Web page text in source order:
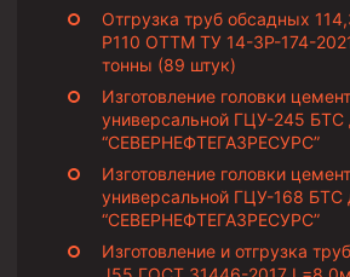
Патрубки цементировочные ПЦ
Краны шаровые КШЗ
Головки цементировочные
Устройство экранирующее для
скважин УЭЦС
Турбулизаторы типа ЦТ
Разъединители резьбовые РР
Отгрузка труб обсадных
Р110 ОТТМ ТУ 14-3Р-174-
тонны (89 штук)
Изготовление головки
универсальной ГЦУ-245
“СЕВЕРНЕФТЕГАЗРЕСУРС”
Изготовление головки
универсальной ГЦУ-168
“СЕВЕРНЕФТЕГАЗРЕСУРС”
Изготовление и отгрузка